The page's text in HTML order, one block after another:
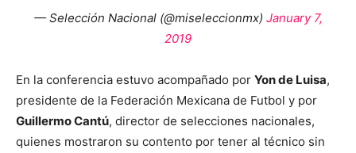
— Selección Nacional (@miseleccionmx) January 7,
2019
En la conferencia estuvo acompañado por Yon de Luisa,
presidente de la Federación Mexicana de Futbol y por
Guillermo Cantú, director de selecciones nacionales,
quienes mostraron su contento por tener al técnico sin